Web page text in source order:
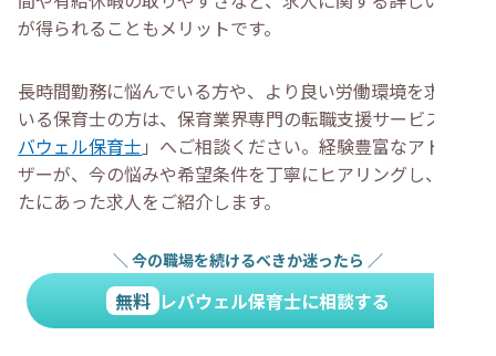
が得られることもメリットです。
長時間勤務に悩んでいる方や、より良い労働環境を求めて
いる保育士の方は、保育業界専門の転職支援サービス「
バウェル保育士 」へご相談ください。経験豊富なアドバイ
ザーが、今の悩みや希望条件を丁寧にヒアリングし、あな
たにあった求人をご紹介します。
＼ 今の職場を続けるべきか迷ったら ／
無料 レバウェル保育士に相談する